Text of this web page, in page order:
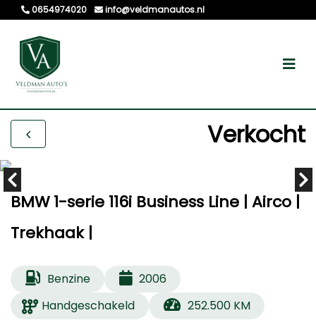
0654974020 info@veldmanautos.nl
Verkocht
BMW 1-serie 116i Business Line | Airco |
Trekhaak |
Benzine
2006
Handgeschakeld
252.500 KM